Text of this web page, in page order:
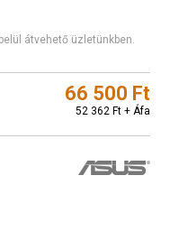
átvehető üzletünkben.
66 500 Ft
52 362 Ft + Áfa